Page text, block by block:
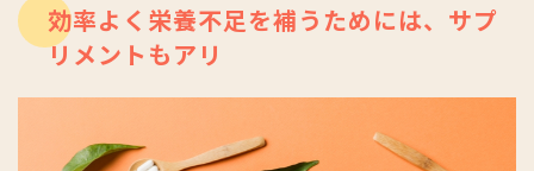
効率よく栄養不足を補うためには、サプ
リメントもアリ